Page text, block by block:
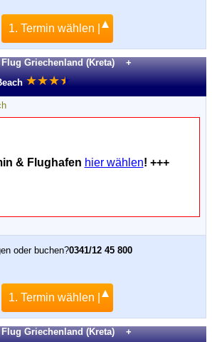
1. Termin wählen |
Flug Griechenland (Kreta) +
★★★★
★
& Flughafen hier wählen! +++
oder buchen?0341/12 45 800
1. Termin wählen |
Flug Griechenland (Kreta) +